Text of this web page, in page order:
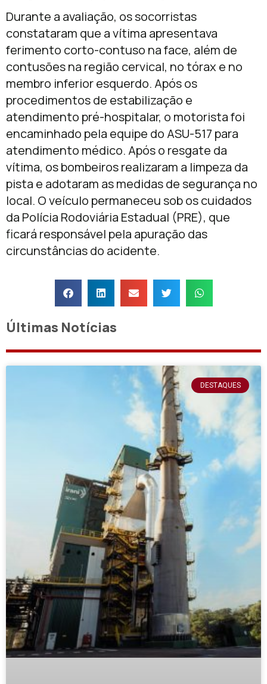
Durante a avaliação, os socorristas
constataram que a vítima apresentava
ferimento corto-contuso na face, além de
contusões na região cervical, no tórax e no
membro inferior esquerdo. Após os
procedimentos de estabilização e
atendimento pré-hospitalar, o motorista foi
encaminhado pela equipe do ASU-517 para
atendimento médico. Após o resgate da
vítima, os bombeiros realizaram a limpeza da
pista e adotaram as medidas de segurança no
local. O veículo permaneceu sob os cuidados
da Polícia Rodoviária Estadual (PRE), que
ficará responsável pela apuração das
circunstâncias do acidente.
Últimas Notícias
DESTAQUES